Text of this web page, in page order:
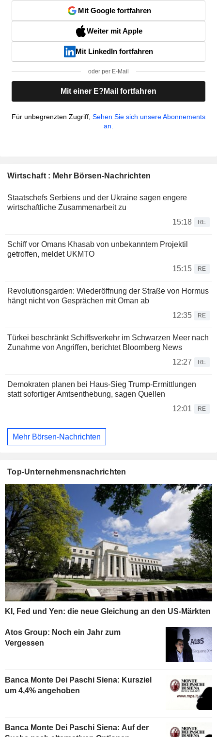
Mit Google fortfahren
Weiter mit Apple
Mit LinkedIn fortfahren
oder per E-Mail
Mit einer E?Mail fortfahren
Für unbegrenzten Zugriff, Sehen Sie sich unsere Abonnements
an.
Wirtschaft : Mehr Börsen-Nachrichten
Staatschefs Serbiens und der Ukraine sagen engere
wirtschaftliche Zusammenarbeit zu
15:18
RE
Schiff vor Omans Khasab von unbekanntem Projektil
getroffen, meldet UKMTO
15:15
RE
Revolutionsgarden: Wiederöffnung der Straße von Hormus
hängt nicht von Gesprächen mit Oman ab
12:35
RE
Türkei beschränkt Schiffsverkehr im Schwarzen Meer nach
Zunahme von Angriffen, berichtet Bloomberg News
12:27
RE
Demokraten planen bei Haus-Sieg Trump-Ermittlungen
statt sofortiger Amtsenthebung, sagen Quellen
12:01
RE
Mehr Börsen-Nachrichten
Top-Unternehmensnachrichten
KI, Fed und Yen: die neue Gleichung an den US-Märkten
Atos Group: Noch ein Jahr zum
Vergessen
Banca Monte Dei Paschi Siena: Kursziel
um 4,4% angehoben
Banca Monte Dei Paschi Siena: Auf der